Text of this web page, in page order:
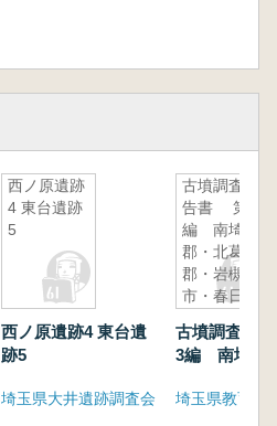
西ノ原遺跡
4 東台遺跡
5
西ノ原遺跡4 東台遺
跡5
埼玉県大井遺跡調査会
古墳調査報
告書 第3
編 南埼玉
郡・北葛飾
郡・岩槻
市・春日部
査
古墳調査報
3編 南埼玉
部市・古墳
埼玉県教育委